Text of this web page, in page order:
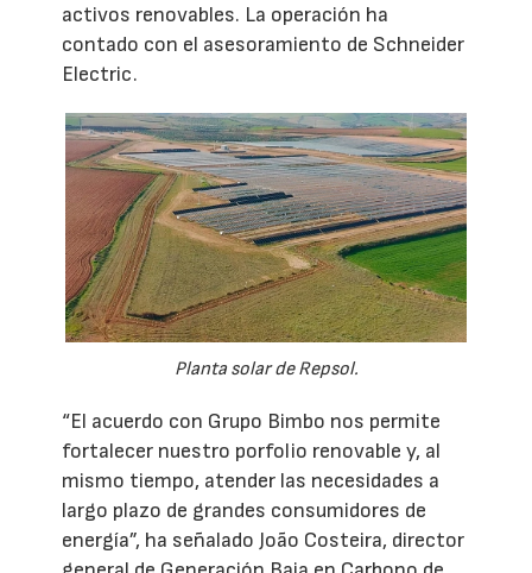
activos renovables. La operación ha
contado con el asesoramiento de Schneider
Electric.
Planta solar de Repsol.
“El acuerdo con Grupo Bimbo nos permite
fortalecer nuestro porfolio renovable y, al
mismo tiempo, atender las necesidades a
largo plazo de grandes consumidores de
energía”, ha señalado João Costeira, director